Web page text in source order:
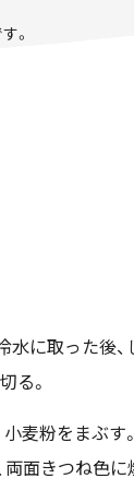
。
に取った後、
る。
麦粉をまぶす。
両面きつね色に